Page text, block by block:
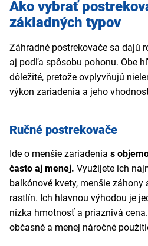
Ako vybrať
základných typov
Záhradné postrekovače sa dajú
aj podľa spôsobu pohonu. Obe
dôležité, pretože ovplyvňujú
výkon zariadenia a jeho
Ručné postrekovače
Ide o menšie zariadenia s
často aj menej. Využijete ich
balkónové kvety, menšie
rastlín. Ich hlavnou výhodou je
nízka hmotnosť a priaznivá
občasné a menej náročné